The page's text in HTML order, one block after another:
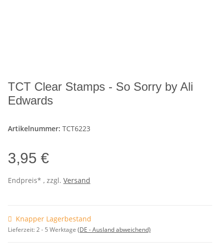
TCT Clear Stamps - So Sorry by Ali
Edwards
Artikelnummer: TCT6223
3,95 €
Endpreis* , zzgl. Versand
Knapper Lagerbestand
Lieferzeit:2 - 5 Werktage (DE - Ausland abweichend)